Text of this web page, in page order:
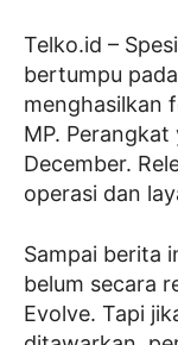
Telko.id –
bertumpu
menghasilkan
MP.
December.
operasi dan
Sampai berita
belum secara
Evolve. Tapi